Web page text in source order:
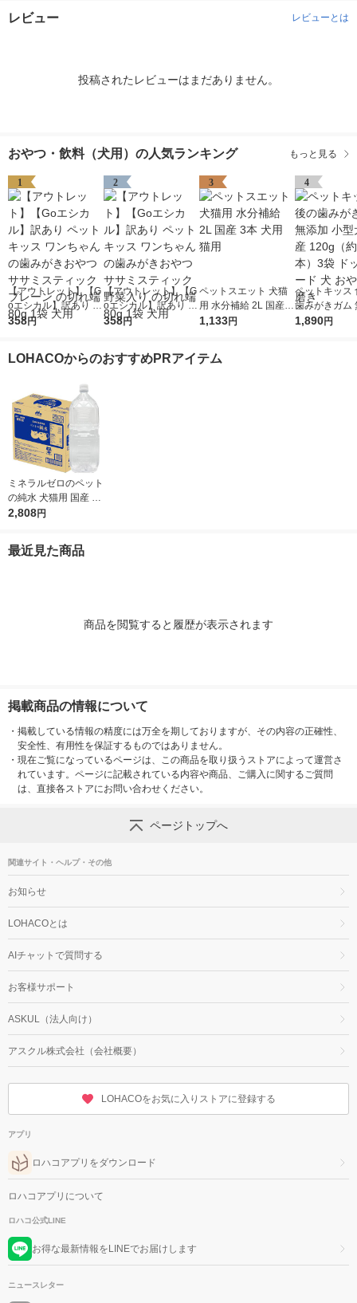
レビュー レビューとは
投稿されたレビューはまだありません。
おやつ・飲料（犬用）の人気ランキング もっと見る
1
【アウトレット】【G
oエシカル】訳あり ペ
ットキッス ワンちゃ
レーン の切れ端 80g
358円
2
【アウトレット】【G
oエシカル】訳あり ペ
ットキッス ワンちゃ
菜入り の切れ端 80g
358円
3
ペットスエット 犬猫
用 水分補給 2L 国産 3
本 犬用 猫用
1,133円
4
ペットキッス
歯みがきガム
小型犬用 国
1,890円
LOHACOからのおすすめPRアイテム
ミネラルゼロのペット
の純水 犬猫用 国産 2L
1ケース（1本×6）森
2,808円
最近見た商品
商品を閲覧すると履歴が表示されます
掲載商品の情報について
・ 掲載している情報の精度には万全を期しておりますが、その内容の正確性、
安全性、有用性を保証するものではありません。
・ 現在ご覧になっているページは、この商品を取り扱うストアによって運営さ
れています。ページに記載されている内容や商品、ご購入に関するご質問
は、直接各ストアにお問い合わせください。
ページトップへ
関連サイト・ヘルプ・その他
お知らせ
LOHACOとは
AIチャットで質問する
お客様サポート
ASKUL（法人向け）
アスクル株式会社（会社概要）
LOHACOをお気に入りストアに登録する
アプリ
ロハコアプリをダウンロード
ロハコアプリについて
ロハコ公式LINE
お得な最新情報をLINEでお届けします
ニュースレター